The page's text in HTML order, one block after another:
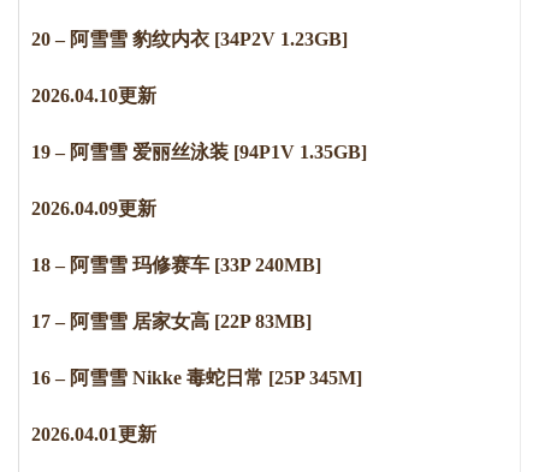
20 – 阿雪雪 豹纹内衣 [34P2V 1.23GB]
2026.04.10更新
19 – 阿雪雪 爱丽丝泳装 [94P1V 1.35GB]
2026.04.09更新
18 – 阿雪雪 玛修赛车 [33P 240MB]
17 – 阿雪雪 居家女高 [22P 83MB]
16 – 阿雪雪 Nikke 毒蛇日常 [25P 345M]
2026.04.01更新